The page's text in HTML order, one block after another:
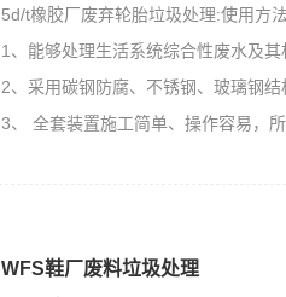
5d/t橡胶厂废弃轮胎垃圾处理:使用方
1、能够处理生活系统综合性废水及
2、采用碳钢防腐、不锈钢、玻璃钢
3、 全套装置施工简单、操作容易，
WFS鞋厂废料垃圾处理